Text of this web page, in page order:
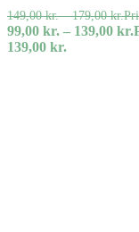
149,00kr. – 179,00kr.
99,00 kr. – 139,00 kr.
139,00 kr.